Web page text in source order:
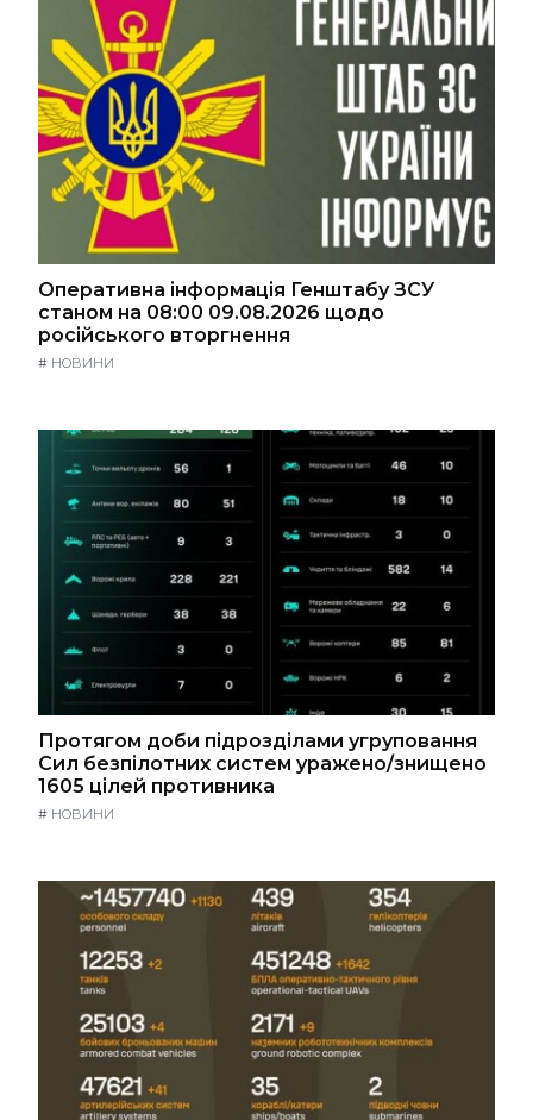
Оперативна інформація Генштабу ЗСУ
станом на 08:00 09.08.2026 щодо
російського вторгнення
# НОВИНИ
Протягом доби підрозділами угруповання
Сил безпілотних систем уражено/знищено
1605 цілей противника
# НОВИНИ